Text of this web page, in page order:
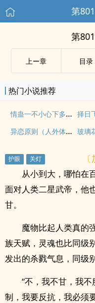
第
第
上ー章 目录
热门小说推荐
情蛊一不小心下多了（np） 择日
异恋原则（人外体型差）
从小到大，哪怕在
面对人类二星武帝，他
甘。
魔物比起人类真的
族天赋，灵魂也比同级
发出的杀戮气息，同级
“不，我不甘，我
制，我要反抗，我必须